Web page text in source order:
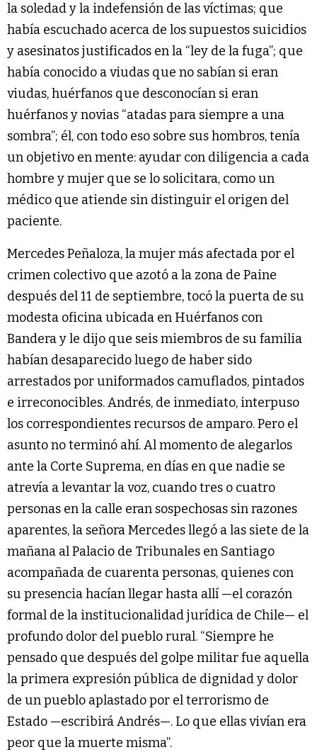
la soledad y la indefensión de las víctimas; que
había escuchado acerca de los supuestos suicidios
y asesinatos justificados en la “ley de la fuga”; que
había conocido a viudas que no sabían si eran
viudas, huérfanos que desconocían si eran
huérfanos y novias “atadas para siempre a una
sombra”; él, con todo eso sobre sus hombros, tenía
un objetivo en mente: ayudar con diligencia a cada
hombre y mujer que se lo solicitara, como un
médico que atiende sin distinguir el origen del
paciente.
Mercedes Peñaloza, la mujer más afectada por el
crimen colectivo que azotó a la zona de Paine
después del 11 de septiembre, tocó la puerta de su
modesta oficina ubicada en Huérfanos con
Bandera y le dijo que seis miembros de su familia
habían desaparecido luego de haber sido
arrestados por uniformados camuflados, pintados
e irreconocibles. Andrés, de inmediato, interpuso
los correspondientes recursos de amparo. Pero el
asunto no terminó ahí. Al momento de alegarlos
ante la Corte Suprema, en días en que nadie se
atrevía a levantar la voz, cuando tres o cuatro
personas en la calle eran sospechosas sin razones
aparentes, la señora Mercedes llegó a las siete de la
mañana al Palacio de Tribunales en Santiago
acompañada de cuarenta personas, quienes con
su presencia hacían llegar hasta allí —el corazón
formal de la institucionalidad jurídica de Chile— el
profundo dolor del pueblo rural. “Siempre he
pensado que después del golpe militar fue aquella
la primera expresión pública de dignidad y dolor
de un pueblo aplastado por el terrorismo de
Estado —escribirá Andrés—. Lo que ellas vivían era
peor que la muerte misma”.